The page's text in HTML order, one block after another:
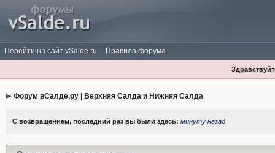
Перейти на сайт vSalde.ru Правила форума
Форум вСалде.ру | Верхняя Салда и Нижняя Салда
С возвращением, последний раз вы были здесь: минуту назад